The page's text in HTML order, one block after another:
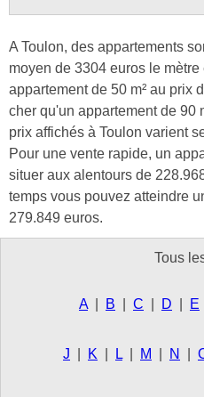
A Toulon, des appartements
moyen de 3304 euros le
appartement de 50 m² au prix
cher qu'un appartement de 90
prix affichés à Toulon varient
Pour une vente rapide, un
situer aux alentours de
temps vous pouvez atteindre
279.849 euros.
Tous
A B C D E
J K L M N